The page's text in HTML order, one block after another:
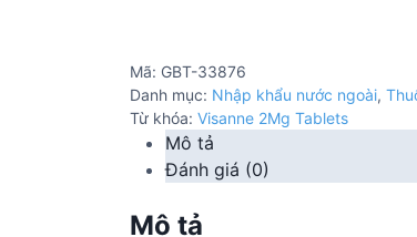
Mã: GBT-33876
Danh mục: Nhập khẩu nước ngoài,
Từ khóa: Visanne 2Mg Tablets
Mô tả
Đánh giá (0)
Mô tả